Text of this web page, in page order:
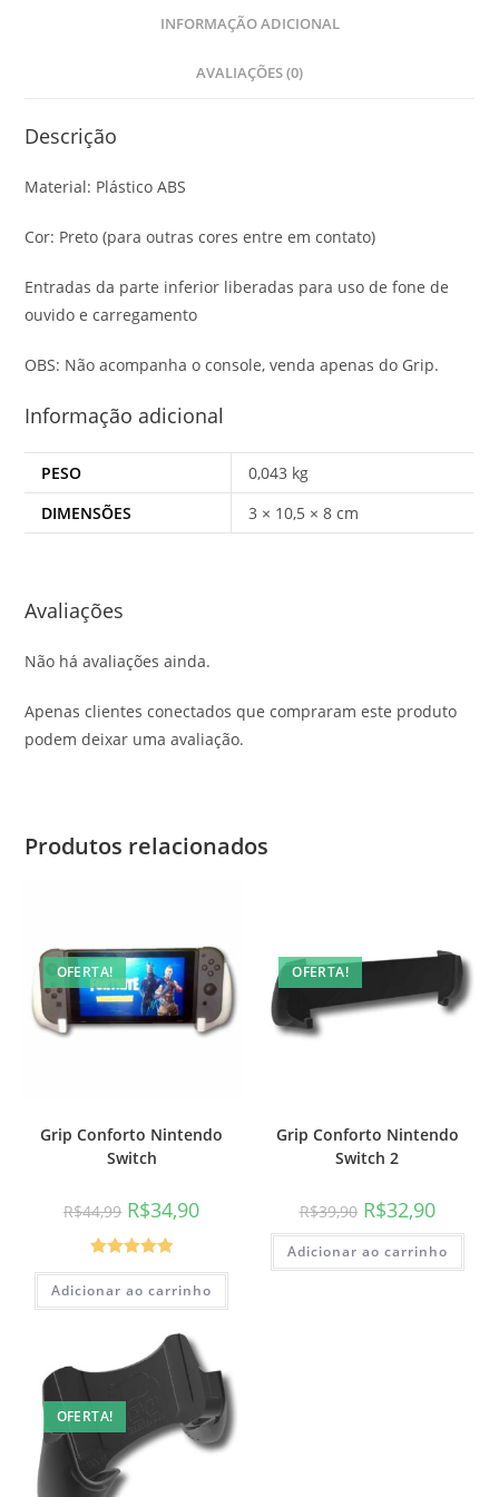
INFORMAÇÃO ADICIONAL
AVALIAÇÕES (0)
Descrição
Material: Plástico ABS
Cor: Preto (para outras cores entre em contato)
Entradas da parte inferior liberadas para uso de fone de
ouvido e carregamento
OBS: Não acompanha o console, venda apenas do Grip.
Informação adicional
PESO
0,043 kg
DIMENSÕES
3 × 10,5 × 8 cm
Avaliações
Não há avaliações ainda.
Apenas clientes conectados que compraram este produto
podem deixar uma avaliação.
Produtos relacionados
OFERTA!
Grip Conforto Nintendo
Switch
R$44,99 O
preço
original
era:
R$44,99.
R$34,90O
R$34,90.
Avaliação
5.00de 5
Adicionar ao carrinho
OFERTA!
Grip Conforto Nintendo
Switch 2
R$39,90 O
preço
original
era:
R$39,90.
R$32,90O
preço
atual
é:
R$32,90.
Adicionar ao carrinho
OFERTA!